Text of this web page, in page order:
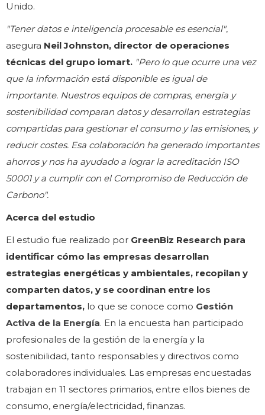
Unido.
"Tener datos e inteligencia procesable es esencial",
asegura Neil Johnston, director de operaciones
técnicas del grupo iomart. "Pero lo que ocurre una vez
que la información está disponible es igual de
importante. Nuestros equipos de compras, energía y
sostenibilidad comparan datos y desarrollan estrategias
compartidas para gestionar el consumo y las emisiones, y
reducir costes. Esa colaboración ha generado importantes
ahorros y nos ha ayudado a lograr la acreditación ISO
50001 y a cumplir con el Compromiso de Reducción de
Carbono".
Acerca del estudio
El estudio fue realizado por GreenBiz Research para
identificar cómo las empresas desarrollan
estrategias energéticas y ambientales, recopilan y
comparten datos, y se coordinan entre los
departamentos, lo que se conoce como Gestión
Activa de la Energía. En la encuesta han participado
profesionales de la gestión de la energía y la
sostenibilidad, tanto responsables y directivos como
colaboradores individuales. Las empresas encuestadas
trabajan en 11 sectores primarios, entre ellos bienes de
consumo, energía/electricidad, finanzas.